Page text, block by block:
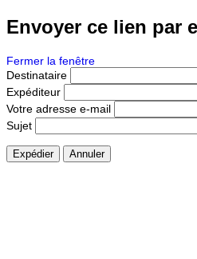
Envoyer ce lien par
Fermer la fenêtre
Destinataire
Expéditeur
Votre adresse e-mail
Sujet
Expédier Annuler